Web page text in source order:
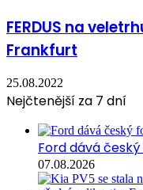
FERDUS na
Frankfurt
25.08.2022
Nejčtenější za 7 dní
Ford dává
07.08.2026